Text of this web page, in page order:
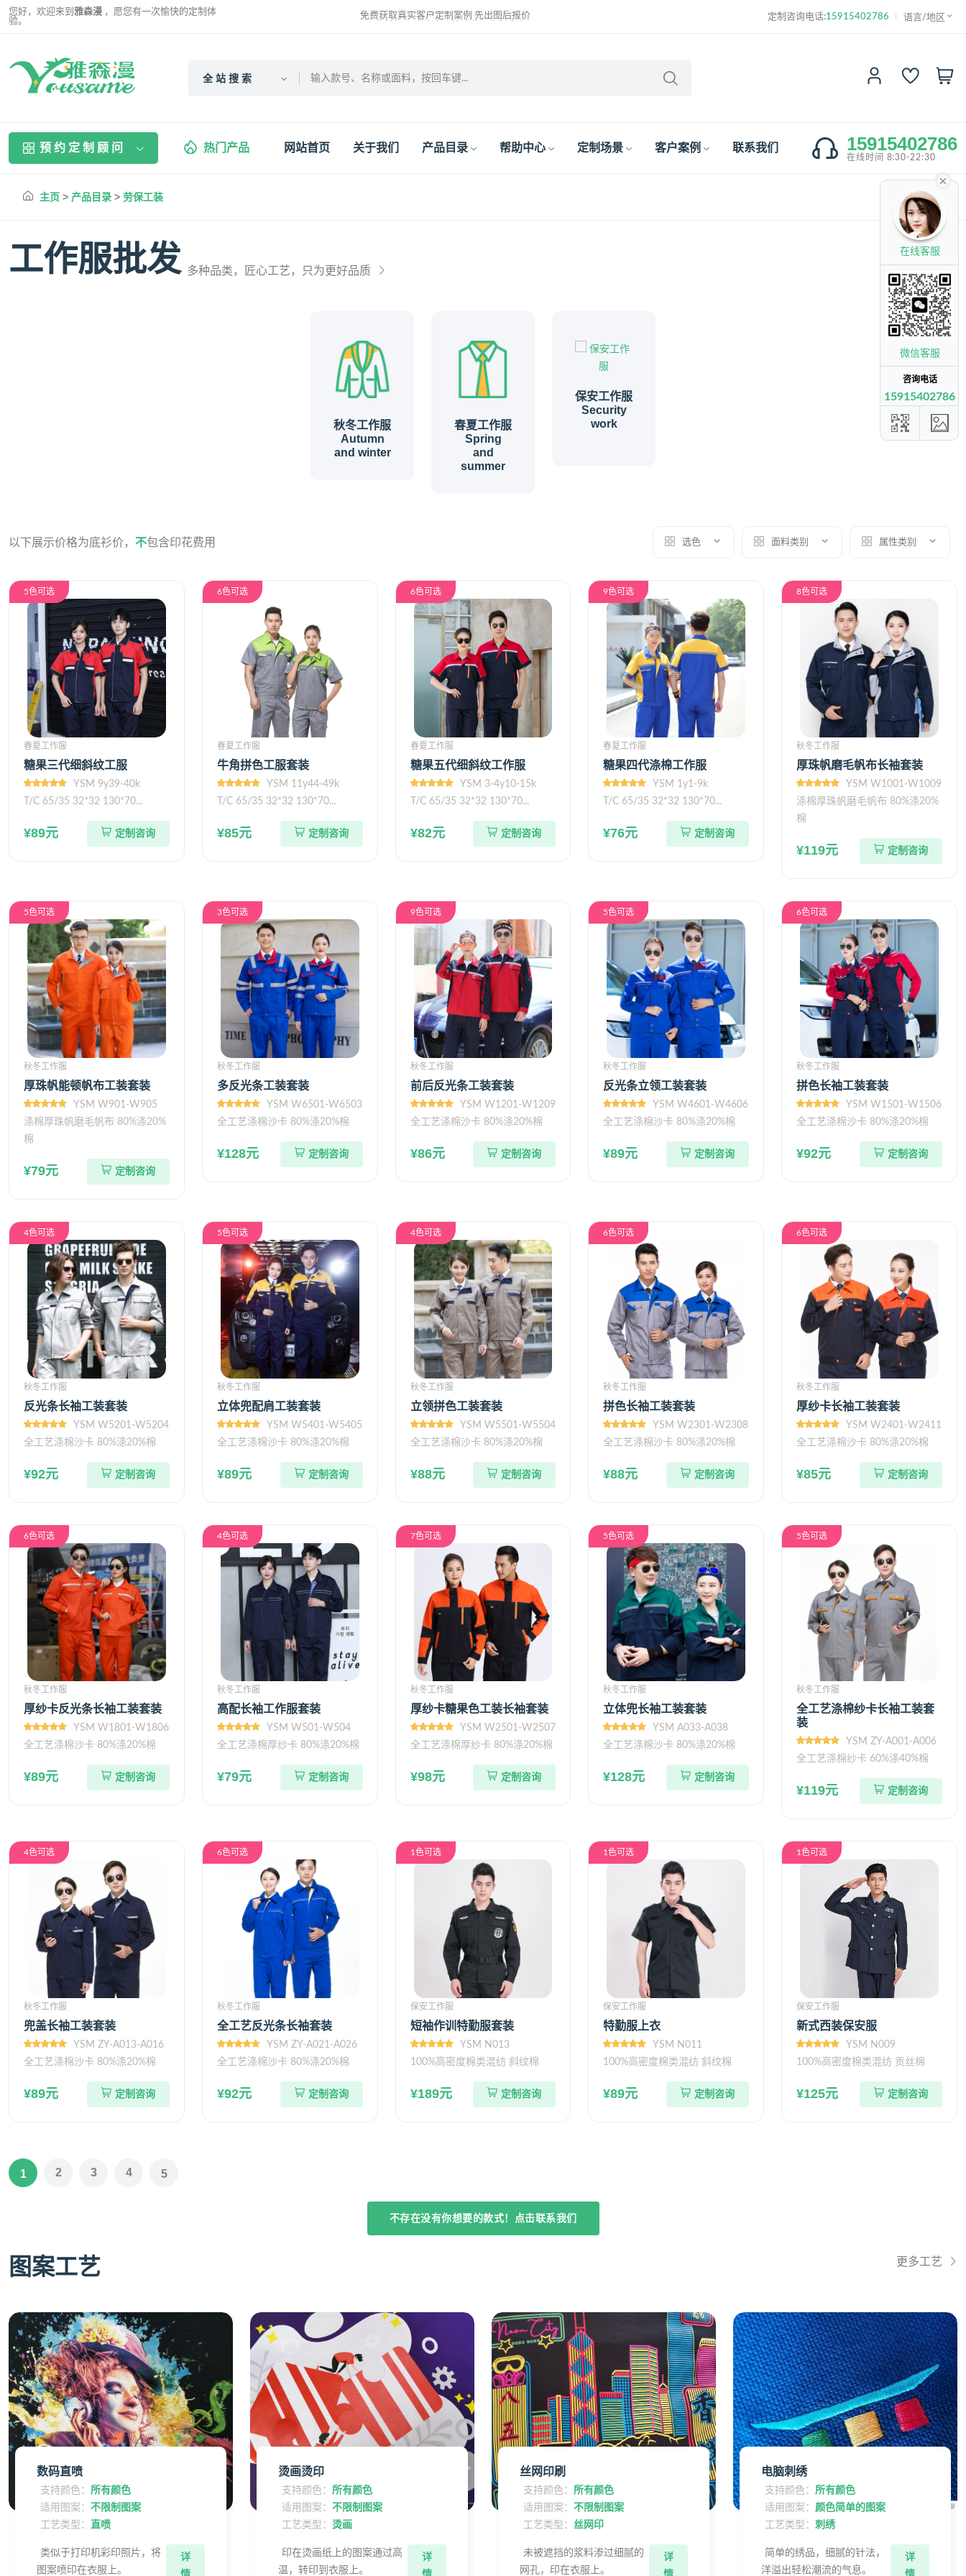
您好，欢迎来到 雅森漫 ，愿您有一次愉快的定制体
验。
免费获取真实客户定制案例 先出图后报价
定制咨询电话:15915402786 语言/地区
全 站 搜 索
预 约 定 制 顾 问 热门产品 网站首页 关于我们 产品目录 帮助中心 定制场景 客户案例 联系我们 15915402786
在线时间 8:30-22:30
主页 > 产品目录 > 劳保工装
工作服批发多种品类，匠心工艺，只为更好品质
秋冬工作服
Autumn
and winter
春夏工作服
Spring
and
summer
保安工作服
Security
work
以下展示价格为底衫价， 不包含印花费用 选色 面料类别 属性类别
5色可选
春夏工作服
糖果三代细斜纹工服
YSM 9y39-40k
T/C 65/35 32*32 130*70...
¥89元 定制咨询
6色可选
春夏工作服
牛角拼色工服套装
YSM 11y44-49k
T/C 65/35 32*32 130*70...
¥85元 定制咨询
6色可选
春夏工作服
糖果五代细斜纹工作服
YSM 3-4y10-15k
T/C 65/35 32*32 130*70...
¥82元 定制咨询
9色可选
春夏工作服
糖果四代涤棉工作服
YSM 1y1-9k
T/C 65/35 32*32 130*70...
¥76元 定制咨询
8色可选
秋冬工作服
厚珠帆磨毛帆布长袖套装
YSM W1001-W1009
涤棉厚珠帆磨毛帆布 80%涤20%
棉
¥119元 定制咨询
5色可选
秋冬工作服
厚珠帆能顿帆布工装套装
YSM W901-W905
涤棉厚珠帆磨毛帆布 80%涤20%
棉
¥79元 定制咨询
3色可选
秋冬工作服
多反光条工装套装
YSM W6501-W6503
全工艺涤棉沙卡 80%涤20%棉
¥128元 定制咨询
9色可选
秋冬工作服
前后反光条工装套装
YSM W1201-W1209
全工艺涤棉沙卡 80%涤20%棉
¥86元 定制咨询
5色可选
秋冬工作服
反光条立领工装套装
YSM W4601-W4606
全工艺涤棉沙卡 80%涤20%棉
¥89元 定制咨询
6色可选
秋冬工作服
拼色长袖工装套装
YSM W1501-W1506
全工艺涤棉沙卡 80%涤20%棉
¥92元 定制咨询
4色可选
秋冬工作服
反光条长袖工装套装
YSM W5201-W5204
全工艺涤棉沙卡 80%涤20%棉
¥92元 定制咨询
5色可选
秋冬工作服
立体兜配肩工装套装
YSM W5401-W5405
全工艺涤棉沙卡 80%涤20%棉
¥89元 定制咨询
4色可选
秋冬工作服
立领拼色工装套装
YSM W5501-W5504
全工艺涤棉沙卡 80%涤20%棉
¥88元 定制咨询
6色可选
秋冬工作服
拼色长袖工装套装
YSM W2301-W2308
全工艺涤棉沙卡 80%涤20%棉
¥88元 定制咨询
6色可选
秋冬工作服
厚纱卡长袖工装套装
YSM W2401-W2411
全工艺涤棉沙卡 80%涤20%棉
¥85元 定制咨询
6色可选
秋冬工作服
厚纱卡反光条长袖工装套装
YSM W1801-W1806
全工艺涤棉沙卡 80%涤20%棉
¥89元 定制咨询
4色可选
秋冬工作服
高配长袖工作服套装
YSM W501-W504
全工艺涤棉厚纱卡 80%涤20%棉
¥79元 定制咨询
7色可选
秋冬工作服
厚纱卡糖果色工装长袖套装
YSM W2501-W2507
全工艺涤棉厚纱卡 80%涤20%棉
¥98元 定制咨询
5色可选
秋冬工作服
立体兜长袖工装套装
YSM A033-A038
全工艺涤棉沙卡 80%涤20%棉
¥128元 定制咨询
5色可选
秋冬工作服
全工艺涤棉纱卡长袖工装套
装
YSM ZY-A001-A006
全工艺涤棉纱卡 60%涤40%棉
¥119元 定制咨询
4色可选
秋冬工作服
兜盖长袖工装套装
YSM ZY-A013-A016
全工艺涤棉沙卡 80%涤20%棉
¥89元 定制咨询
6色可选
秋冬工作服
全工艺反光条长袖套装
YSM ZY-A021-A026
全工艺涤棉沙卡 80%涤20%棉
¥92元 定制咨询
1色可选
保安工作服
短袖作训特勤服套装
YSM N013
100%高密度棉类混纺 斜纹棉
¥189元 定制咨询
1色可选
保安工作服
特勤服上衣
YSM N011
100%高密度棉类混纺 斜纹棉
¥89元 定制咨询
1色可选
保安工作服
新式西装保安服
YSM N009
100%高密度棉类混纺 贡丝棉
¥125元 定制咨询
1 2 3 4 5
不存在没有你想要的款式！点击联系我们
图案工艺 更多工艺
数码直喷
支持颜色： 所有颜色
适用图案：不限制图案
工艺类型：
直喷
类似于打印机彩印照片，将
图案喷印在衣服上。
详
烫画烫印
支持颜色： 所有颜色
适用图案：不限制图案
工艺类型： 烫画
印在烫画纸上的图案通过高
温，转印到衣服上。
详
丝网印刷
支持颜色： 所有颜色
适用图案：不限制图案
工艺类型： 丝网印
未被遮挡的浆料渗过细腻的
网孔，印在衣服上。
详
电脑刺绣
支持颜色： 所有颜色
适用图案： 颜色简单的图案
工艺类型：刺绣
简单的绣品，细腻的针法，
洋溢出轻松潮流的气息。
详
在线客服
微信客服
咨询电话
15915402786